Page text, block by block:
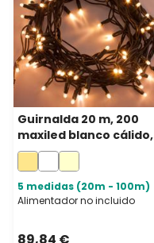
Guirnalda 20 m, 200
maxiled blanco cálido,
cable verde,
prolongable, IP67
5 medidas (20m - 100m)
Alimentador no incluido